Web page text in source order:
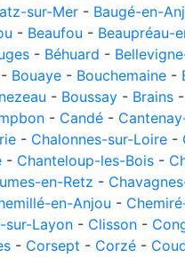
sur-Mer - Baugé-en-
- Beaufou - Beaupréau-
- Béhuard -
- Bouaye - Bouchemaine -
- Boussay - Brains -
- Candé -
- Chalonnes-sur-Loire -
- Chanteloup-les-Bois -
en-Retz -
en-Anjou -
sur-Layon - Clisson -
- Corsept - Corzé -